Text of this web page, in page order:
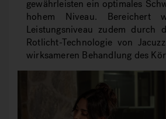
gewährleisten ein optimales
hohem Niveau. Bereichert
Leistungsniveau zudem durch
Rotlicht-Technologie von
wirksameren Behandlung des